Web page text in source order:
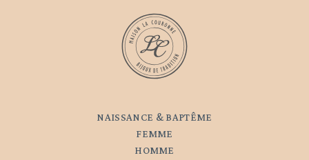
NAISSANCE & BAPTÊME
FEMME
HOMME